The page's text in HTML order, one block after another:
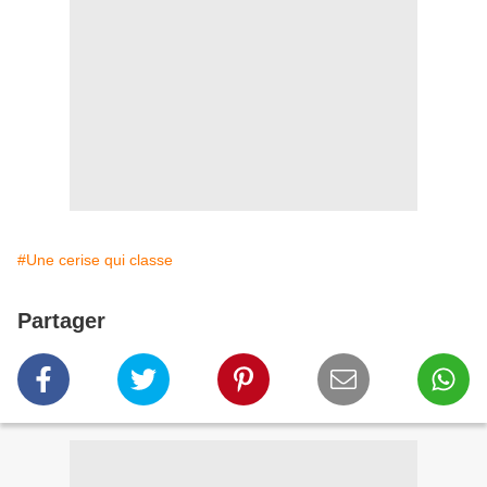
#Une cerise qui classe
Partager